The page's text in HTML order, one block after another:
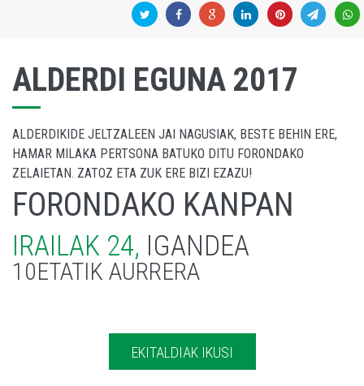
ALDERDI EGUNA 2017
ALDERDIKIDE JELTZALEEN JAI NAGUSIAK, BESTE BEHIN ERE,
HAMAR MILAKA PERTSONA BATUKO DITU FORONDAKO
ZELAIETAN. ZATOZ ETA ZUK ERE BIZI EZAZU!
FORONDAKO KANPAN
IRAILAK 24, IGANDEA
10ETATIK AURRERA
EKITALDIAK IKUSI